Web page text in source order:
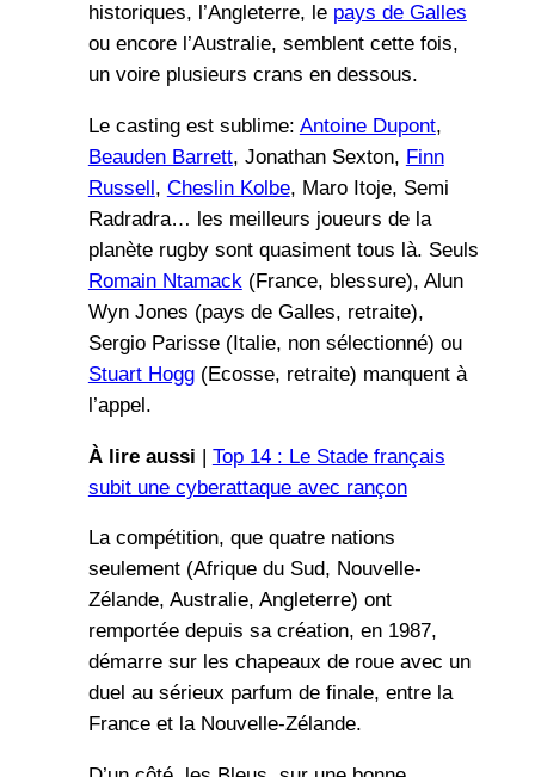
historiques, l’Angleterre, le pays de Galles
ou encore l’Australie, semblent cette fois,
un voire plusieurs crans en dessous.
Le casting est sublime: Antoine Dupont,
Beauden Barrett, Jonathan Sexton, Finn
Russell, Cheslin Kolbe, Maro Itoje, Semi
Radradra… les meilleurs joueurs de la
planète rugby sont quasiment tous là. Seuls
Romain Ntamack(France, blessure), Alun
Wyn Jones (pays de Galles, retraite),
Sergio Parisse (Italie, non sélectionné) ou
Stuart Hogg(Ecosse, retraite) manquent à
l’appel.
À lire aussi | Top 14 : Le Stade français
subit une cyberattaque avec rançon
La compétition, que quatre nations
seulement (Afrique du Sud, Nouvelle-
Zélande, Australie, Angleterre) ont
remportée depuis sa création, en 1987,
démarre sur les chapeaux de roue avec un
duel au sérieux parfum de finale, entre la
France et la Nouvelle-Zélande.